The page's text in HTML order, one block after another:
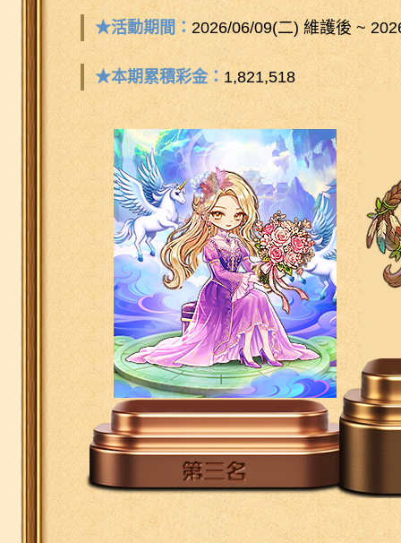
★活動期間： 2026/06/09(二) 維護後 ~
★本期累積彩金：1,821,518